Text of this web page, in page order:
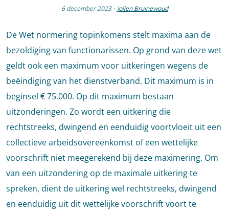
6 december 2023 · Jolien Bruinewoud
De Wet normering topinkomens stelt maxima aan de
bezoldiging van functionarissen. Op grond van deze wet
geldt ook een maximum voor uitkeringen wegens de
beëindiging van het dienstverband. Dit maximum is in
beginsel € 75.000. Op dit maximum bestaan
uitzonderingen. Zo wordt een uitkering die
rechtstreeks, dwingend en eenduidig voortvloeit uit een
collectieve arbeidsovereenkomst of een wettelijke
voorschrift niet meegerekend bij deze maximering. Om
van een uitzondering op de maximale uitkering te
spreken, dient de uitkering wel rechtstreeks, dwingend
en eenduidig uit dit wettelijke voorschrift voort te